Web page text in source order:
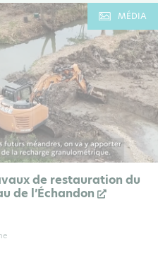
MÉDIA
de restauration du
de l’Échandon